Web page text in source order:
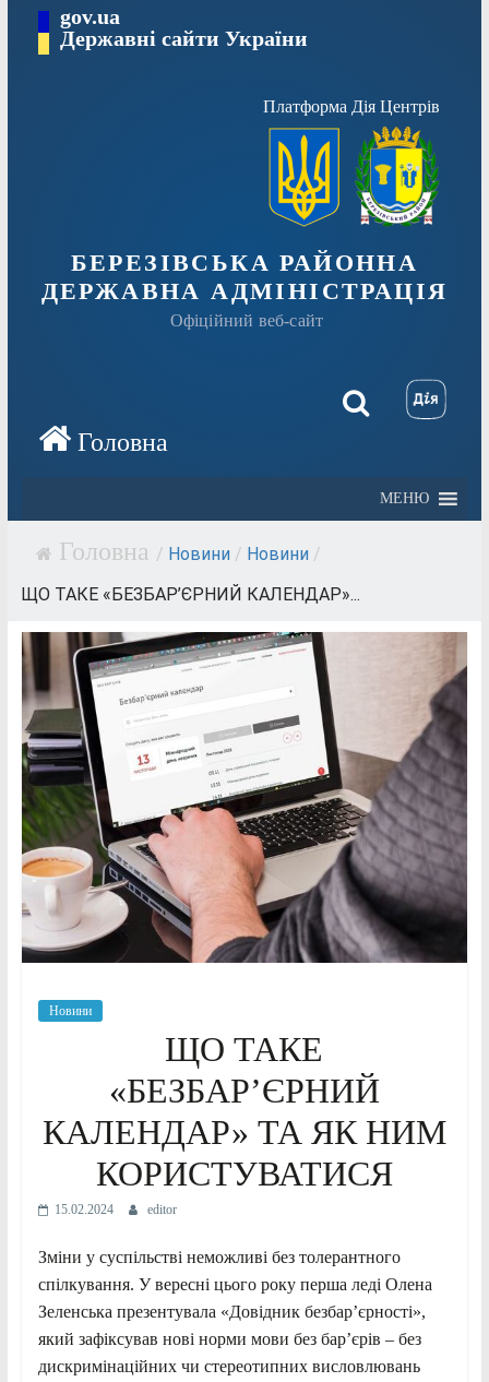
Перейтиgov.ua
Державні сайти України
Платформа Дія Центрів
БЕРЕЗІВСЬКА РАЙОННА
ДЕРЖАВНА АДМІНІСТРАЦІЯ
Офіційний веб-сайт
МЕНЮ
/ Новини / Новини /
ЩО ТАКЕ «БЕЗБАР’ЄРНИЙ КАЛЕНДАР»...
Новини
ЩО ТАКЕ
«БЕЗБАР’ЄРНИЙ
КАЛЕНДАР» ТА ЯК НИМ
КОРИСТУВАТИСЯ
15.02.2024 editor
Зміни у суспільстві неможливі без толерантного
спілкування. У вересні цього року перша леді Олена
Зеленська презентувала «Довідник безбар’єрності»,
який зафіксував нові норми мови без бар’єрів – без
дискримінаційних чи стереотипних висловлювань